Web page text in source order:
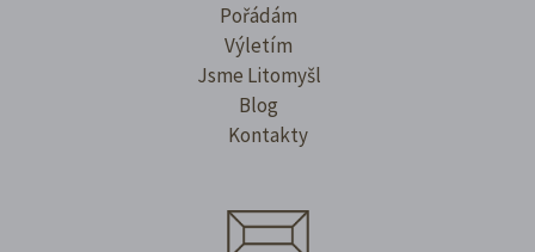
Pořádám
Výletím
Jsme Litomyšl
Blog
Kontakty